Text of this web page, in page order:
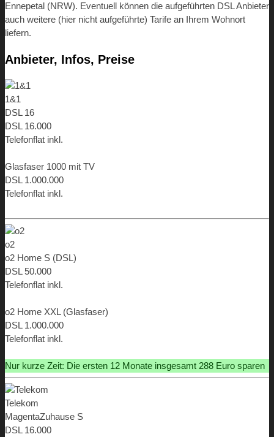
Ennepetal (NRW). Eventuell können die aufgeführten DSL Anbieter
auch weitere (hier nicht aufgeführte) Tarife an Ihrem Wohnort
liefern.
Anbieter, Infos, Preise
1&1
DSL 16
DSL 16.000
Telefonflat inkl.
Glasfaser 1000 mit TV
DSL 1.000.000
Telefonflat inkl.
o2
o2 Home S (DSL)
DSL 50.000
Telefonflat inkl.
o2 Home XXL (Glasfaser)
DSL 1.000.000
Telefonflat inkl.
Nur kurze Zeit: Die ersten 12 Monate insgesamt 288 Euro sparen
Telekom
MagentaZuhause S
DSL 16.000